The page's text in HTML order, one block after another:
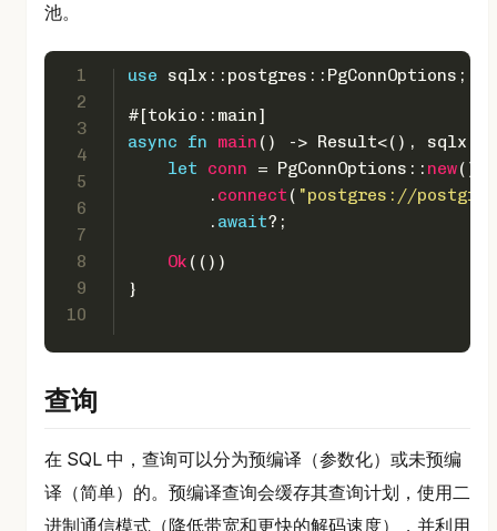
池。
1
2
3
4
5
6
7
8
9
10
use sqlx::postgres::PgConnOptions;
#[tokio::main]
async
fn main () -> Result<(),
let
conn = PgConnOptions:: new()
        .
connect ( "postgres://
        .
await?;
Ok (())
}
查询
在 SQL 中，查询可以分为预编译（参数化）或未预编
译（简单）的。预编译查询会缓存其查询计划，使用二
进制通信模式（降低带宽和更快的解码速度），并利用